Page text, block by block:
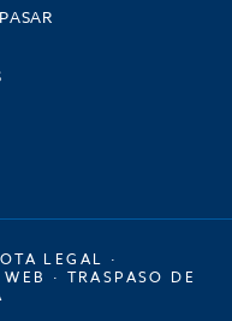
LEGAL ·
· TRASPASO DE